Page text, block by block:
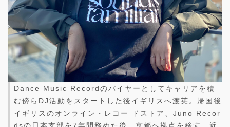
Dance Music Recordのバイヤーとしてキャリアを積
む傍らDJ活動をスタートした後イギリスへ渡英。帰国後
イギリスのオンライン・レコー ドストア、Juno Recor